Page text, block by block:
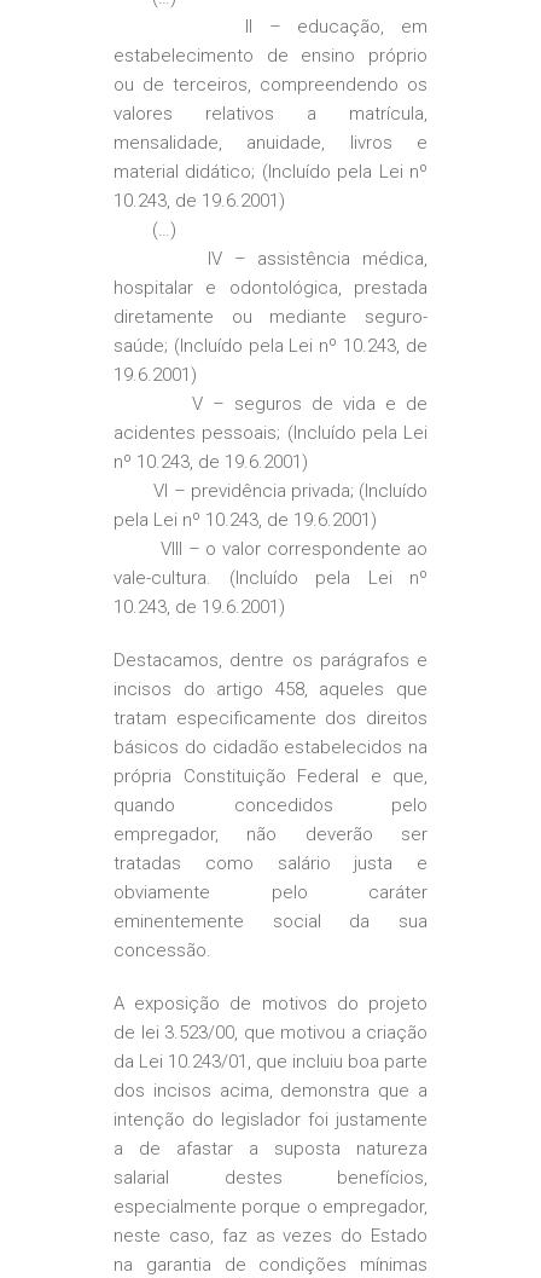
II – educação, em
estabelecimento de ensino próprio
ou de terceiros, compreendendo os
valores relativos a matrícula,
mensalidade, anuidade, livros e
material didático; (Incluído pela Lei nº
10.243, de 19.6.2001)
(…)
IV – assistência médica,
hospitalar e odontológica, prestada
diretamente ou mediante seguro-
saúde; (Incluído pela Lei nº 10.243, de
19.6.2001)
V – seguros de vida e de
acidentes pessoais; (Incluído pela Lei
nº 10.243, de 19.6.2001)
VI – previdência privada; (Incluído
pela Lei nº 10.243, de 19.6.2001)
VIII – o valor correspondente ao
vale-cultura. (Incluído pela Lei nº
10.243, de 19.6.2001)
Destacamos, dentre os parágrafos e
incisos do artigo 458, aqueles que
tratam especificamente dos direitos
básicos do cidadão estabelecidos na
própria Constituição Federal e que,
quando concedidos pelo
empregador, não deverão ser
tratadas como salário justa e
obviamente pelo caráter
eminentemente social da sua
concessão.
A exposição de motivos do projeto
de lei 3.523/00, que motivou a criação
da Lei 10.243/01, que incluiu boa parte
dos incisos acima, demonstra que a
intenção do legislador foi justamente
a de afastar a suposta natureza
salarial destes benefícios,
especialmente porque o empregador,
neste caso, faz as vezes do Estado
na garantia de condições mínimas